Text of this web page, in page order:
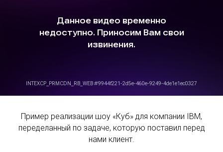
Пример реализации шоу «Куб» для компании IBM,
переделанный по задаче, которую поставил перед
нами клиент.